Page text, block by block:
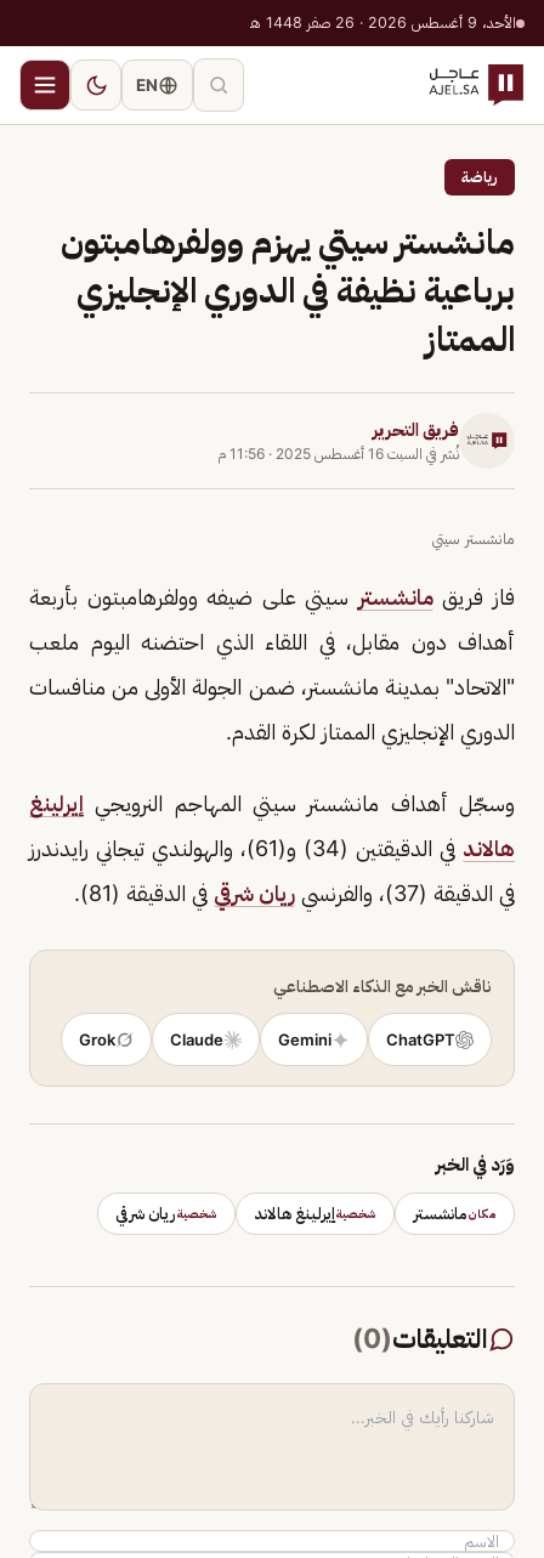
الأحد، 9 أغسطس 2026 · 26 صفر 1448 هـ
EN
رياضة
مانشستر سيتي يهزم وولفرهامبتون
برباعية نظيفة في الدوري الإنجليزي
الممتاز
فريق التحرير
نُشر في السبت 16 أغسطس 2025 · 11:56 م
مانشستر سيتي
فاز فريقمانشستر سيتي على ضيفه وولفرهامبتون بأربعة
أهداف دون مقابل، في اللقاء الذي احتضنه اليوم ملعب
"الاتحاد" بمدينة مانشستر، ضمن الجولة الأولى من منافسات
الدوري الإنجليزي الممتاز لكرة القدم.
وسجّل أهداف مانشستر سيتي المهاجم النرويجي إيرلينغ
هالاند
في الدقيقتين (34) و(61)، والهولندي تيجاني رايدندرز
في الدقيقة (37)، والفرنسي
ريان شرقي في الدقيقة (81).
ناقش الخبر مع الذكاء الاصطناعي
ChatGPT
Gemini
Claude
Grok
وَرَد في الخبر
مكانمانشستر شخصيةإيرلينغ هالاند شخصيةريان شرقي
التعليقات(
0
)